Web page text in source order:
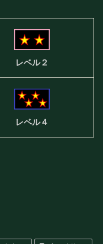
レベル２
レベル４